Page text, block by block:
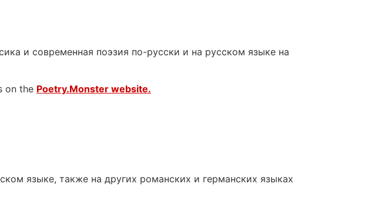
и современная поэзия по-русски и на русском языке на
on the Poetry.Monster website.
языке, также на других романских и германских языках